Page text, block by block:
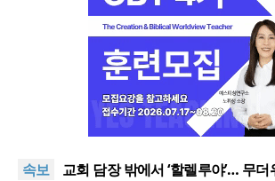
속보
제4회 2026 횃불 디아스포라 청소
교회 담장 밖에서 ‘할렐루야’… 무